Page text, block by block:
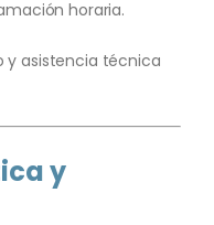
horaria.
y asistencia técnica
y